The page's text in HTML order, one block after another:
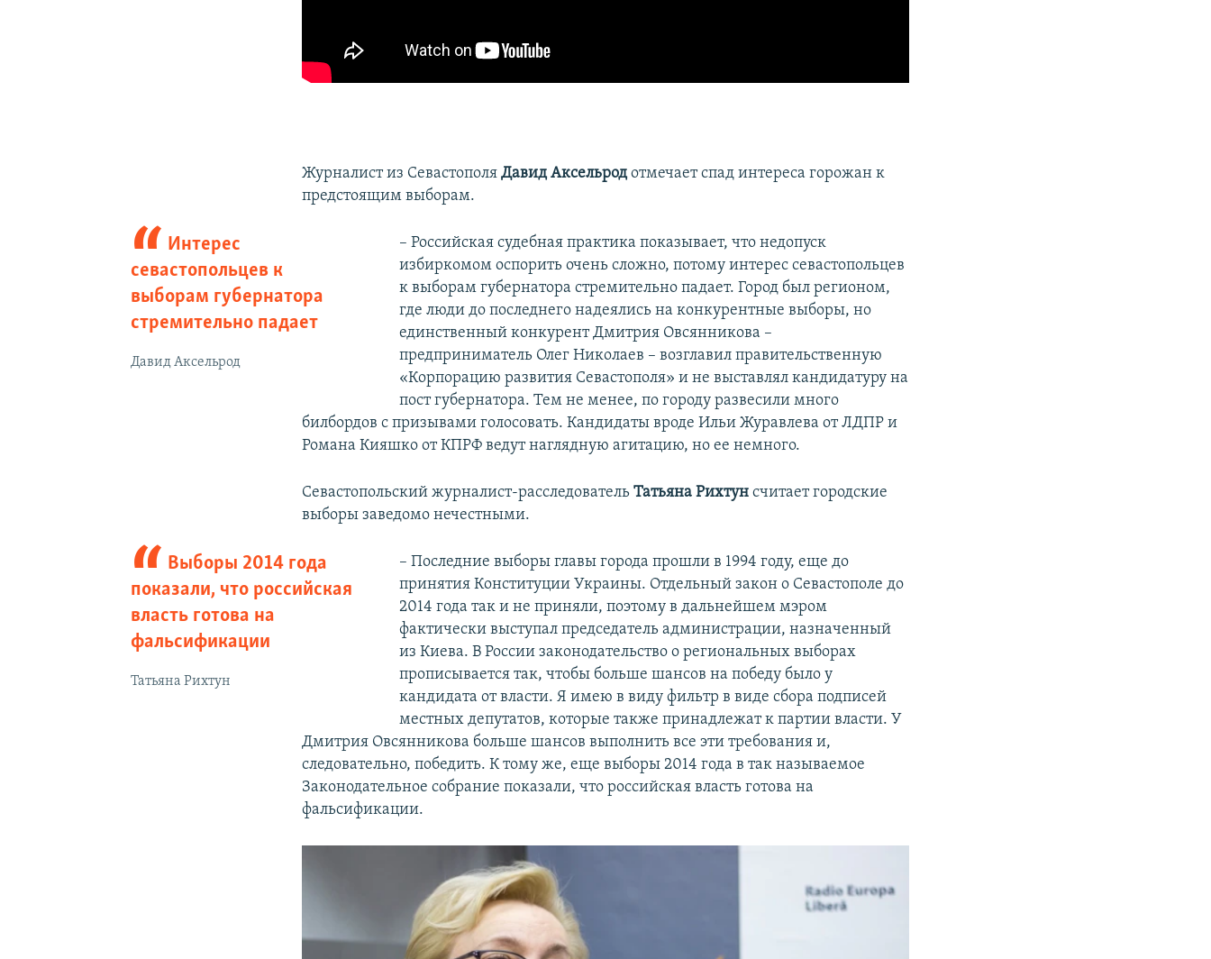
Журналист из СевастополяДавид Аксельродотмечает спад интереса горожан к
предстоящим выборам.
Интерес
севастопольцев к
выборам губернатора
стремительно падает
Давид Аксельрод
– Российская судебная практика показывает, что недопуск
избиркомом оспорить очень сложно, потому интерес севастопольцев
к выборам губернатора стремительно падает. Город был регионом,
где люди до последнего надеялись на конкурентные выборы, но
единственный конкурент Дмитрия Овсянникова –
предприниматель Олег Николаев – возглавил правительственную
«Корпорацию развития Севастополя» и не выставлял кандидатуру на
пост губернатора. Тем не менее, по городу развесили много
билбордов с призывами голосовать. Кандидаты вроде Ильи Журавлева от ЛДПР и
Романа Кияшко от КПРФ ведут наглядную агитацию, но ее немного.
Севастопольский журналист-расследовательТатьяна Рихтун считает городские
выборы заведомо нечестными.
Выборы 2014 года
показали, что российская
власть готова на
фальсификации
Татьяна Рихтун
– Последние выборы главы города прошли в 1994 году, еще до
принятия Конституции Украины. Отдельный закон о Севастополе до
2014 года так и не приняли, поэтому в дальнейшем мэром
фактически выступал председатель администрации, назначенный
из Киева. В России законодательство о региональных выборах
прописывается так, чтобы больше шансов на победу было у
кандидата от власти. Я имею в виду фильтр в виде сбора подписей
местных депутатов, которые также принадлежат к партии власти. У
Дмитрия Овсянникова больше шансов выполнить все эти требования и,
следовательно, победить. К тому же, еще выборы 2014 года в так называемое
Законодательное собрание показали, что российская власть готова на
фальсификации.